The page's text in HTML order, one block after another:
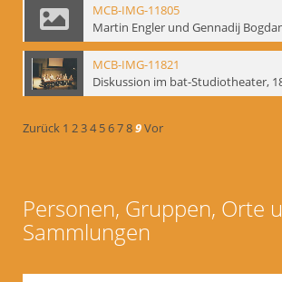
MCB-IMG-11805
MCB-IMG-11821
Zurück 1 234 56789Vor
Personen, Gruppen, Orte
Sammlungen